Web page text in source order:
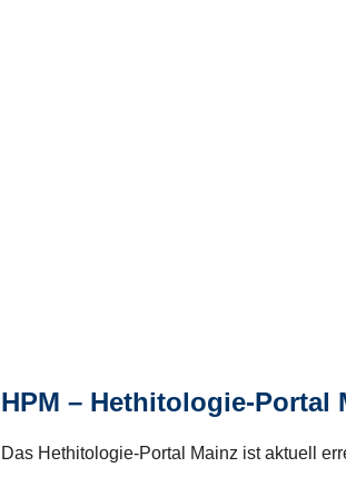
HPM – Hethitologie-Portal
Das Hethitologie-Portal Mainz ist aktuell